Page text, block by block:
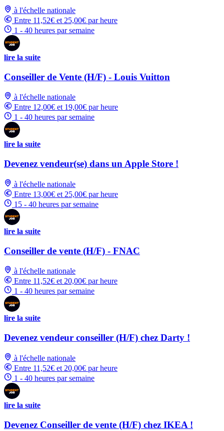
à l'échelle nationale
Entre 11,52€ et 25,00€ par heure
1 - 40 heures par semaine
lire la suite
Conseiller de Vente (H/F) - Louis Vuitton
à l'échelle nationale
Entre 12,00€ et 19,00€ par heure
1 - 40 heures par semaine
lire la suite
Devenez vendeur(se) dans un Apple Store !
à l'échelle nationale
Entre 13,00€ et 25,00€ par heure
15 - 40 heures par semaine
lire la suite
Conseiller de vente (H/F) - FNAC
à l'échelle nationale
Entre 11,52€ et 20,00€ par heure
1 - 40 heures par semaine
lire la suite
Devenez vendeur conseiller (H/F) chez Darty !
à l'échelle nationale
Entre 11,52€ et 20,00€ par heure
1 - 40 heures par semaine
lire la suite
Devenez Conseiller de vente (H/F) chez IKEA !